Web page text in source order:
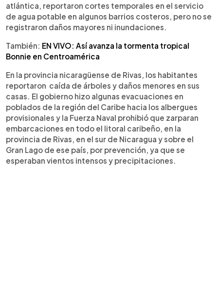
atlántica, reportaron cortes temporales en el servicio
de agua potable en algunos barrios costeros, pero no se
registraron daños mayores ni inundaciones.
También: EN VIVO: Así avanza la tormenta tropical
Bonnie en Centroamérica
En la provincia nicaragüense de Rivas, los habitantes
reportaron caída de árboles y daños menores en sus
casas. El gobierno hizo algunas evacuaciones en
poblados de la región del Caribe hacia los albergues
provisionales y la Fuerza Naval prohibió que zarparan
embarcaciones en todo el litoral caribeño, en la
provincia de Rivas, en el sur de Nicaragua y sobre el
Gran Lago de ese país, por prevención, ya que se
esperaban vientos intensos y precipitaciones.